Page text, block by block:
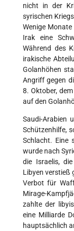
nicht in der
syrischen
Wenige
Irak eine
Während des
irakische
Golanhöhen
Angriff gegen
8. Oktober,
auf den
Saudi-Arabien
Schützenhilfe,
Schlacht. Eine
wurde nach
die Israelis,
Libyen verstieß
Verbot für
Mirage-
zahlte der
eine Milliarde
hauptsächlich